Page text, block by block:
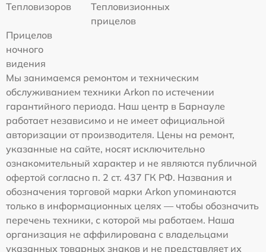
Тепловизоров
Тепловизионных
прицелов
Прицелов
ночного
видения
Мы занимаемся ремонтом и техническим
обслуживанием техники Arkon по истечении
гарантийного периода. Наш центр в Барнауле
работает независимо и не имеет официальной
авторизации от производителя. Цены на ремонт,
указанные на сайте, носят исключительно
ознакомительный характер и не являются публичной
офертой согласно п. 2 ст. 437 ГК РФ. Названия и
обозначения торговой марки Arkon упоминаются
только в информационных целях — чтобы обозначить
перечень техники, с которой мы работаем. Наша
организация не аффилирована с владельцами
указанных товарных знаков и не представляет их